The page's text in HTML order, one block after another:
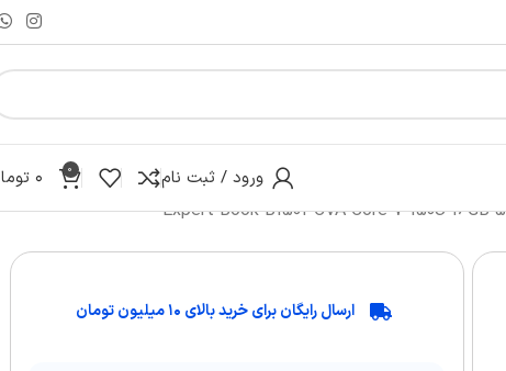
ورود / ثبت نام 0 ۰
ارسال رایگان برای خرید بالای ۱۰ میلیون تومان